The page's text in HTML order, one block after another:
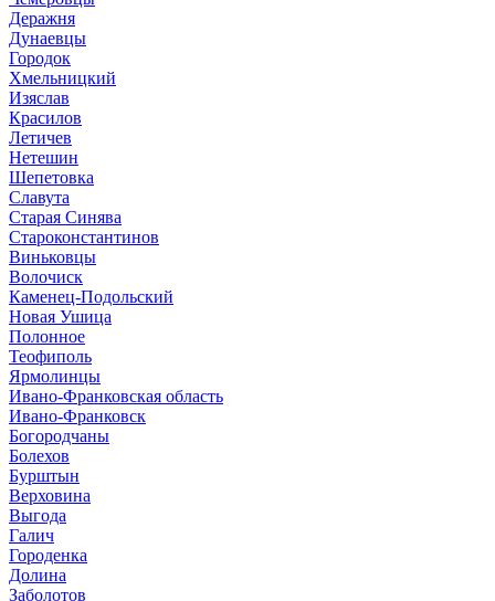
Деражня
Дунаевцы
Городок
Хмельницкий
Изяслав
Красилов
Летичев
Нетешин
Шепетовка
Славута
Старая Синява
Староконстантинов
Виньковцы
Волочиск
Каменец-Подольский
Новая Ушица
Полонное
Теофиполь
Ярмолинцы
Ивано-Франковская область
Ивано-Франковск
Богородчаны
Болехов
Бурштын
Верховина
Выгода
Галич
Городенка
Долина
Заболотов